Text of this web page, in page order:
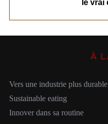
le
À
Vers une industrie plus
Sustainable eating
Innover dans sa routine